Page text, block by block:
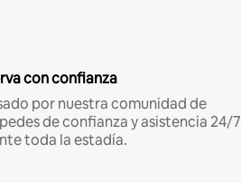
con confianza
por nuestra comunidad de
de confianza y asistencia 24/7
toda la estadía.